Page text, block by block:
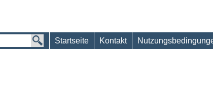
Startseite Kontakt